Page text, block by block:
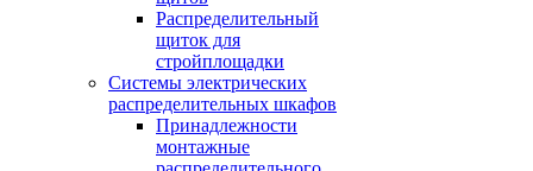
Распределительный
щиток для
стройплощадки
Системы электрических
распределительных шкафов
Принадлежности
монтажные